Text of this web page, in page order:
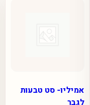
אמיליו- סט טבעות
לגבר